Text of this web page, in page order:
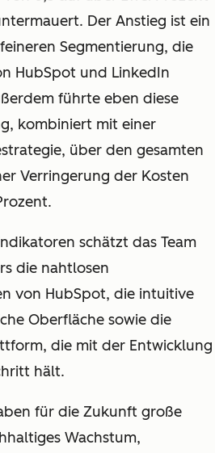
Der Anstieg ist ein
Segmentierung, die
HubSpot und LinkedIn
führte eben diese
kombiniert mit einer
über den gesamten
Verringerung der Kosten
schätzt das Team
die nahtlosen
von HubSpot, die intuitive
Oberfläche sowie die
die mit der Entwicklung
hält.
für die Zukunft große
Wachstum,